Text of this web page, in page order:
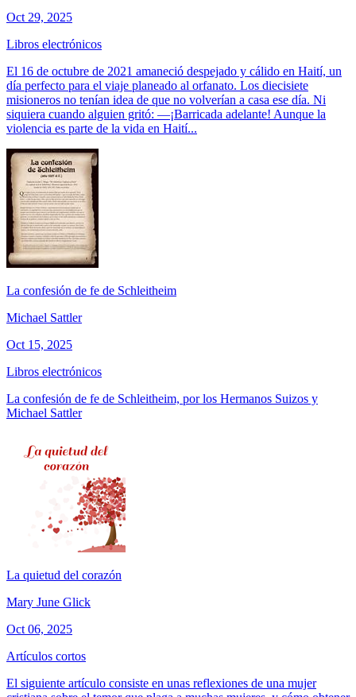
Oct 29, 2025
Libros electrónicos
El 16 de octubre de 2021 amaneció despejado y cálido en Haití, un
día perfecto para el viaje planeado al orfanato. Los diecisiete
misioneros no tenían idea de que no volverían a casa ese día. Ni
siquiera cuando alguien gritó: —¡Barricada adelante! Aunque la
violencia es parte de la vida en Haití...
La confesión de fe de Schleitheim
Michael Sattler
Oct 15, 2025
Libros electrónicos
La confesión de fe de Schleitheim, por los Hermanos Suizos y
Michael Sattler
La quietud del corazón
Mary June Glick
Oct 06, 2025
Artículos cortos
El siguiente artículo consiste en unas reflexiones de una mujer